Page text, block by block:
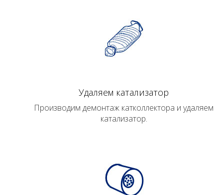
Удаляем катализатор
Производим демонтаж катколлектора и удаляем
катализатор.